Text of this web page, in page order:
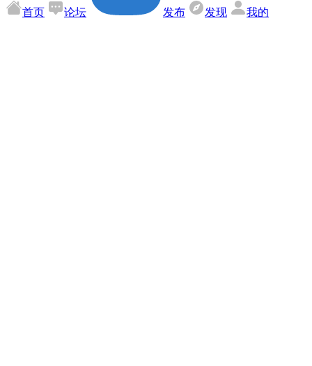
首页 论坛 发布 发现 我的